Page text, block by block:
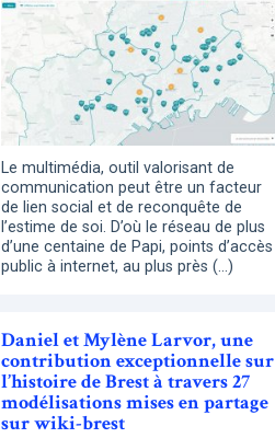
Le multimédia, outil valorisant de
communication peut être un facteur
de lien social et de reconquête de
l’estime de soi. D’où le réseau de plus
d’une centaine de Papi, points d’accès
public à internet, au plus près (…)
Daniel et Mylène Larvor, une
contribution exceptionnelle sur
l’histoire de Brest à travers 27
modélisations mises en partage
sur wiki-brest